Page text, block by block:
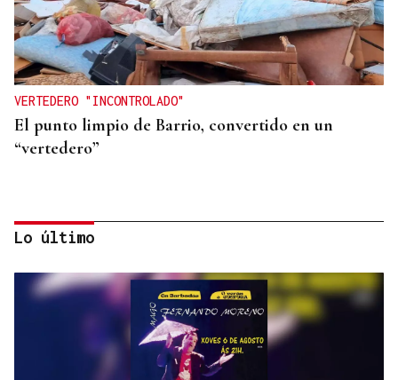
VERTEDERO "INCONTROLADO"
El punto limpio de Barrio, convertido en un
“vertedero”
Lo último